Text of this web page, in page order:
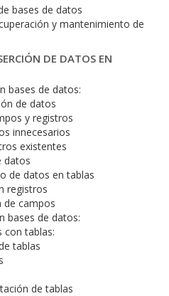
bases de datos
y mantenimiento de
DE DATOS EN
bases de datos:
de datos
y registros
innecesarios
existentes
datos
de datos en tablas
registros
de campos
bases de datos:
con tablas:
tablas
de tablas